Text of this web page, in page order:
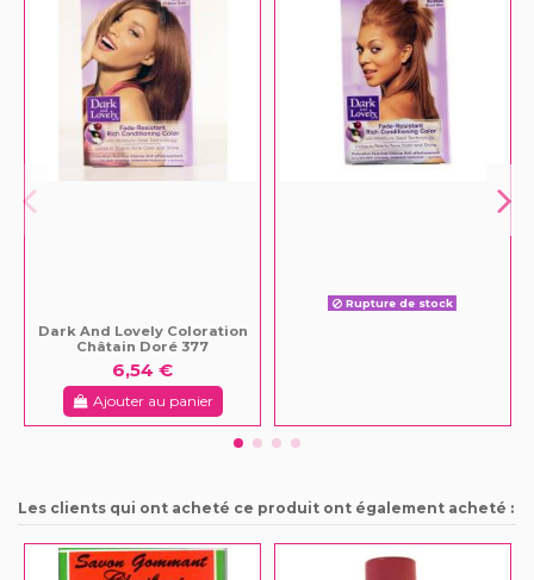
Dark And Lovely Coloration
Châtain Doré 377
6,54 €
Ajouter au panier
Rupture de stock
Les clients qui ont acheté ce produit ont également acheté :